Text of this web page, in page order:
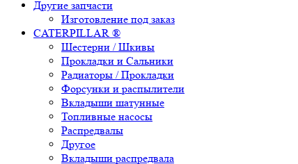
Другие запчасти
Изготовление под заказ
CATERPILLAR ®
Шестерни / Шкивы
Прокладки и Сальники
Радиаторы / Прокладки
Форсунки и распылители
Вкладыши шатунные
Топливные насосы
Распредвалы
Другое
Вкладыши распредвала